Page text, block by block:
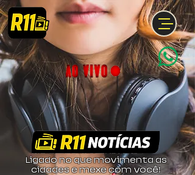
Ligado no que movimenta as
cidades e mexe com você!